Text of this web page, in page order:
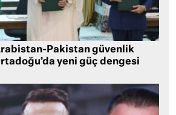
Pakistan güvenlik
yeni güç dengesi